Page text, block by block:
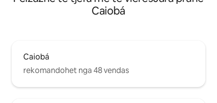
Caiobá
Caiobá
rekomandohet nga 48 vendas